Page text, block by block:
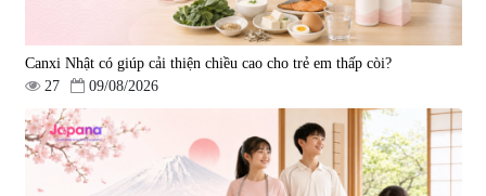
Canxi Nhật có giúp cải thiện chiều cao cho trẻ em thấp còi?
27
09/08/2026